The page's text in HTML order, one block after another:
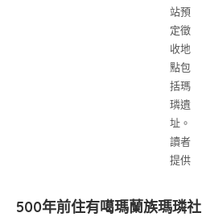
站預
定徵
收地
點包
括瑪
璘遺
址。
讀者
提供
500年前住有噶瑪蘭族瑪璘社